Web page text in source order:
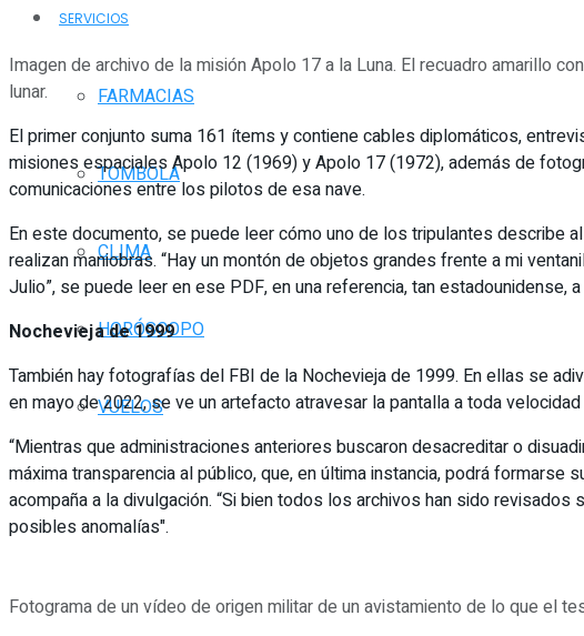
SERVICIOS
FARMACIAS
TOMBOLA
CLIMA
HORÓSCOPO
VUELOS
Imagen de archivo de la misión Apolo 17 a la Luna. El recuadro amarillo
lunar.
El primer conjunto suma 161 ítems y contiene cables diplomáticos,
misiones espaciales Apolo 12 (1969) y Apolo 17 (1972), además de
comunicaciones entre los pilotos de esa nave.
En este documento, se puede leer cómo uno de los tripulantes describe
realizan maniobras. “Hay un montón de objetos grandes frente a mi
Julio”, se puede leer en ese PDF, en una referencia, tan
Nochevieja de 1999
También hay fotografías del FBI de la Nochevieja de 1999. En ellas se
en mayo de 2022, se ve un artefacto atravesar la pantalla a toda
“Mientras que administraciones anteriores buscaron desacreditar o
máxima transparencia al público, que, en última instancia, podrá
acompaña a la divulgación. “Si bien todos los archivos han sido
posibles anomalías".
Fotograma de un vídeo de origen militar de un avistamiento de lo que el